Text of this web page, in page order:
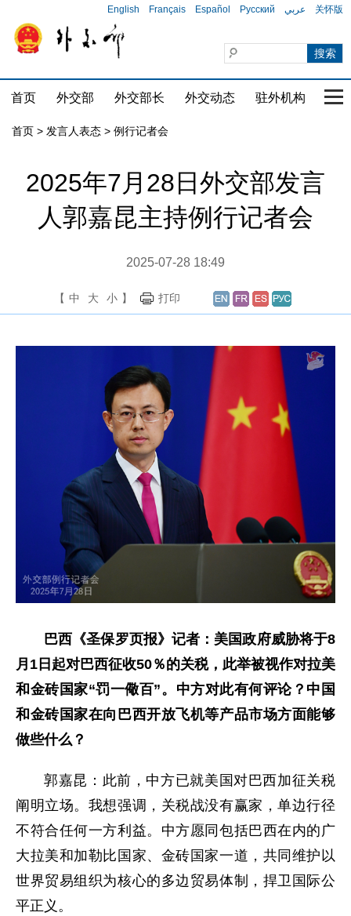
English Français Español Русский عربي 关怀版
首页 外交部 外交部长 外交动态 驻外机构 国
首页 > 发言人表态 > 例行记者会
2025年7月28日外交部发言
人郭嘉昆主持例行记者会
2025-07-28 18:49
【 中 大 小 】 打印
巴西《圣保罗页报》记者：美国政府威胁将于8
月1日起对巴西征收50％的关税，此举被视作对拉美
和金砖国家“罚一儆百”。中方对此有何评论？中国
和金砖国家在向巴西开放飞机等产品市场方面能够
做些什么？
郭嘉昆：此前，中方已就美国对巴西加征关税
阐明立场。我想强调，关税战没有赢家，单边行径
不符合任何一方利益。中方愿同包括巴西在内的广
大拉美和加勒比国家、金砖国家一道，共同维护以
世界贸易组织为核心的多边贸易体制，捍卫国际公
平正义。